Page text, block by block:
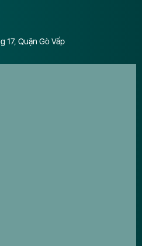
17, Quận Gò Vấp